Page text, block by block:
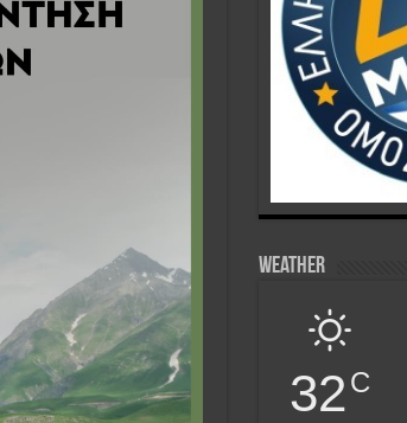
Weather
32C